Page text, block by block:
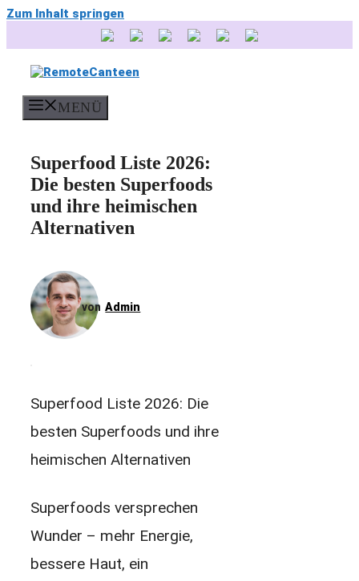
Zum Inhalt springen
MENÜ
Superfood Liste 2026:
Die besten Superfoods
und ihre heimischen
Alternativen
Admin
Superfood Liste 2026: Die
besten Superfoods und ihre
heimischen Alternativen
Superfoods versprechen
Wunder – mehr Energie,
bessere Haut, ein